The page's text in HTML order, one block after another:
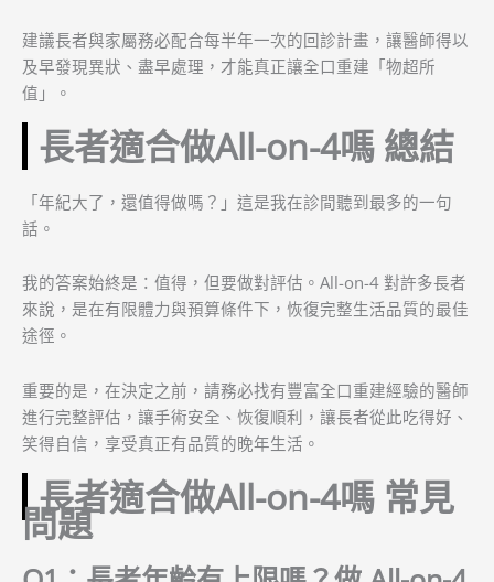
建議長者與家屬務必配合每半年一次的回診計畫，讓醫師得以
及早發現異狀、盡早處理，才能真正讓全口重建「物超所
值」。
長者適合做All-on-4嗎 總結
「年紀大了，還值得做嗎？」這是我在診間聽到最多的一句
話。
我的答案始終是：值得，但要做對評估。All-on-4 對許多長者
來說，是在有限體力與預算條件下，恢復完整生活品質的最佳
途徑。
重要的是，在決定之前，請務必找有豐富全口重建經驗的醫師
進行完整評估，讓手術安全、恢復順利，讓長者從此吃得好、
笑得自信，享受真正有品質的晚年生活。
長者適合做All-on-4嗎 常見
問題